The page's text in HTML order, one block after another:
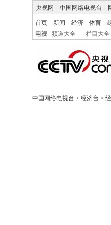
央视网 中国网络电视台
首页 新闻 经济 体育
电视
频道大全 栏目大全
中国网络电视台 > 经济台 >